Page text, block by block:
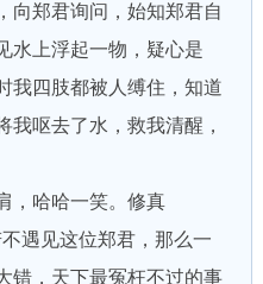
向郑君询问，始知郑君自
水上浮起一物，疑心是
我四肢都被人缚住，知道
我呕去了水，救我清醒，
哈哈一笑。修真
遇见这位郑君，那么一
错，天下最冤枉不过的事